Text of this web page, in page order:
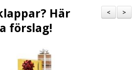
>
<
Här
förslag!